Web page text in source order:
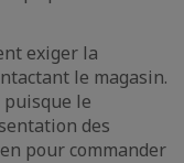
exiger la
le magasin.
le
des
pour commander